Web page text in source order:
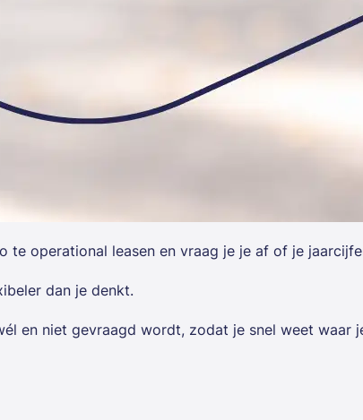
te operational leasen en vraag je je af of je
dan je denkt.
en niet gevraagd wordt, zodat je snel weet waar